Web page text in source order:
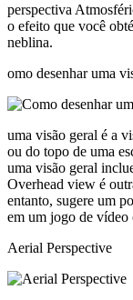
perspectiva
o efeito que você
neblina.
omo desenhar uma
uma visão geral é a
ou do topo de uma
uma visão geral
Overhead view é
entanto, sugere um
em um jogo de vídeo
Aerial Perspective